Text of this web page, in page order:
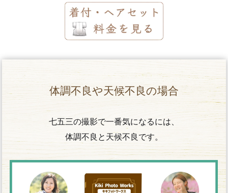
体調不良や天候不良の場合
七五三の撮影で一番気になるには、
体調不良と天候不良です。